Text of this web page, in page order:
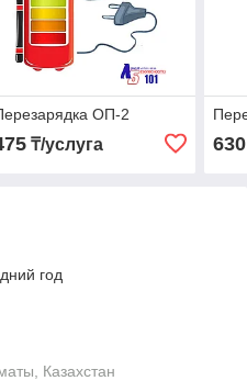
ОП-2
₸/услуга 630
год
Казахстан